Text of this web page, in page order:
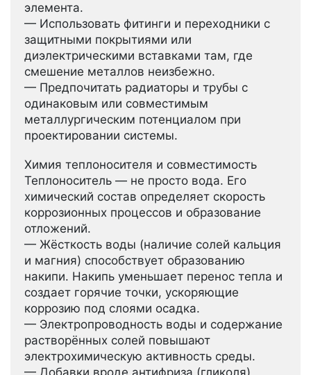
элемента.
— Использовать фитинги и переходники с
защитными покрытиями или
диэлектрическими вставками там, где
смешение металлов неизбежно.
— Предпочитать радиаторы и трубы с
одинаковым или совместимым
металлургическим потенциалом при
проектировании системы.
Химия теплоносителя и совместимость
Теплоноситель — не просто вода. Его
химический состав определяет скорость
коррозионных процессов и образование
отложений.
— Жёсткость воды (наличие солей кальция
и магния) способствует образованию
накипи. Накипь уменьшает перенос тепла и
создает горячие точки, ускоряющие
коррозию под слоями осадка.
— Электропроводность воды и содержание
растворённых солей повышают
электрохимическую активность среды.